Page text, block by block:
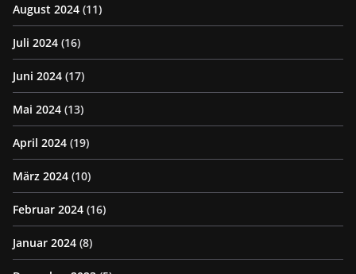
August 2024 (11)
Juli 2024 (16)
Juni 2024 (17)
Mai 2024 (13)
April 2024 (19)
März 2024 (10)
Februar 2024 (16)
Januar 2024 (8)